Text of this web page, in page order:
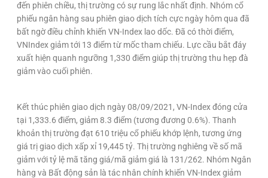
đến phiên chiều, thị trường có sự rung lắc nhất định. Nhóm cổ
phiếu ngân hàng sau phiên giao dịch tích cực ngày hôm qua đã
bất ngờ điều chỉnh khiến VN-Index lao dốc. Đã có thời điểm,
VNIndex giảm tới 13 điểm từ mốc tham chiếu. Lực cầu bắt đáy
xuất hiện quanh ngưỡng 1,330 điểm giúp thị trường thu hẹp đà
giảm vào cuối phiên.
Kết thúc phiên giao dịch ngày 08/09/2021, VN-Index đóng cửa
tại 1,333.6 điểm, giảm 8.3 điểm (tương đương 0.6%). Thanh
khoản thị trường đạt 610 triệu cổ phiếu khớp lệnh, tương ứng
giá trị giao dịch xấp xỉ 19,445 tỷ. Thị trường nghiêng về số mã
giảm với tỷ lệ mã tăng giá/mã giảm giá là 131/262. Nhóm Ngân
hàng và Bất động sản là tác nhân chính khiến VN-Index giảm